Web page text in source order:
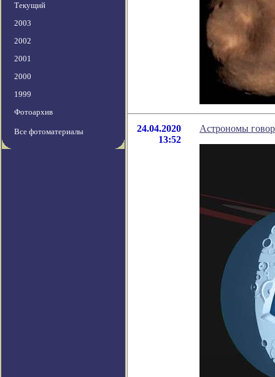
Текущий
2003
2002
2001
2000
1999
Фотоархив
Все фотоматериалы
24.04.2020
13:52
Астрономы